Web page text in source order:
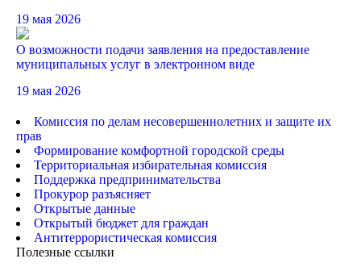
19 мая 2026
О возможности подачи заявления на предоставление
муниципальных услуг в электронном виде
19 мая 2026
Комиссия по делам несовершеннолетних и защите их
прав
Формирование комфортной городской среды
Территориальная избирательная комиссия
Поддержка предпринимательства
Прокурор разъясняет
Открытые данные
Открытый бюджет для граждан
Антитеррористическая комиссия
Полезные ссылки